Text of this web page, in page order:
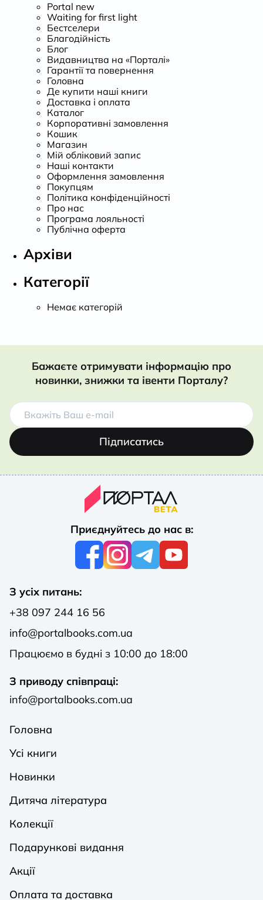
Portal new
Waiting for first light
Бестселери
Благодійність
Блог
Видавництва на «Порталі»
Гарантії та повернення
Головна
Де купити наші книги
Доставка і оплата
Каталог
Корпоративні замовлення
Кошик
Магазин
Мій обліковий запис
Наші контакти
Оформлення замовлення
Покупцям
Політика конфіденційності
Про нас
Програма лояльності
Публічна оферта
Архіви
Категорії
Немає категорій
Бажаєте отримувати інформацію про
новинки, знижки та івенти Порталу?
Підписатись
Приєднуйтесь до нас в:
З усіх питань:
+38 097 244 16 56
info@portalbooks.com.ua
Працюємо в будні з 10:00 до 18:00
З приводу співпраці:
info@portalbooks.com.ua
Головна
Усі книги
Новинки
Дитяча література
Колекції
Подарункові видання
Акції
Оплата та доставка